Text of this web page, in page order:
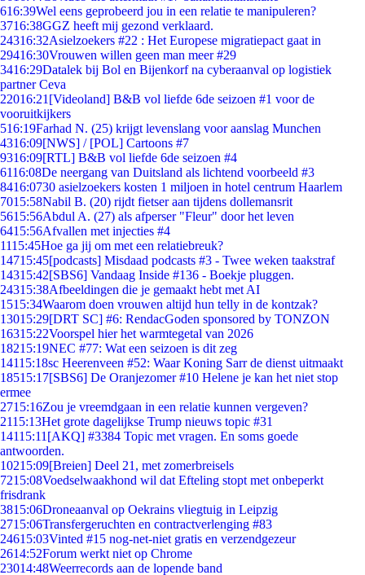
616:39Wel eens geprobeerd jou in een relatie te manipuleren?
3716:38GGZ heeft mij gezond verklaard.
24316:32Asielzoekers #22 : Het Europese migratiepact gaat in
29416:30Vrouwen willen geen man meer #29
3416:29Datalek bij Bol en Bijenkorf na cyberaanval op logistiek
partner Ceva
22016:21 [Videoland] B&B vol liefde 6de seizoen #1 voor de
vooruitkijkers
516:19Farhad N. (25) krijgt levenslang voor aanslag Munchen
4316:09[NWS] / [POL] Cartoons #7
9316:09[RTL] B&B vol liefde 6de seizoen #4
6116:08De neergang van Duitsland als lichtend voorbeeld #3
8416:0730 asielzoekers kosten 1 miljoen in hotel centrum Haarlem
7015:58Nabil B. (20) rijdt fietser aan tijdens dollemansrit
5615:56Abdul A. (27) als afperser "Fleur" door het leven
6415:56Afvallen met injecties #4
1115:45Hoe ga jij om met een relatiebreuk?
14715:45[podcasts] Misdaad podcasts #3 - Twee weken taakstraf
14315:42[SBS6] Vandaag Inside #136 - Boekje pluggen.
24315:38Afbeeldingen die je gemaakt hebt met AI
1515:34Waarom doen vrouwen altijd hun telly in de kontzak?
13015:29[DRT SC] #6: RendacGoden sponsored by TONZON
16315:22Voorspel hier het warmtegetal van 2026
18215:19NEC #77: Wat een seizoen is dit zeg
14115:18sc Heerenveen #52: Waar Koning Sarr de dienst uitmaakt
18515:17[SBS6] De Oranjezomer #10 Helene je kan het niet stop
ermee
2715:16Zou je vreemdgaan in een relatie kunnen vergeven?
2115:13Het grote dagelijkse Trump nieuws topic #31
14115:11 [AKQ] #3384 Topic met vragen. En soms goede
antwoorden.
10215:09[Breien] Deel 21, met zomerbreisels
7215:08Voedselwaakhond wil dat Efteling stopt met onbeperkt
frisdrank
3815:06Droneaanval op Oekrains vliegtuig in Leipzig
2715:06Transfergeruchten en contractverlenging #83
24615:03Vinted #15 nog-net-niet gratis en verzendgezeur
2614:52Forum werkt niet op Chrome
23014:48Weerrecords aan de lopende band